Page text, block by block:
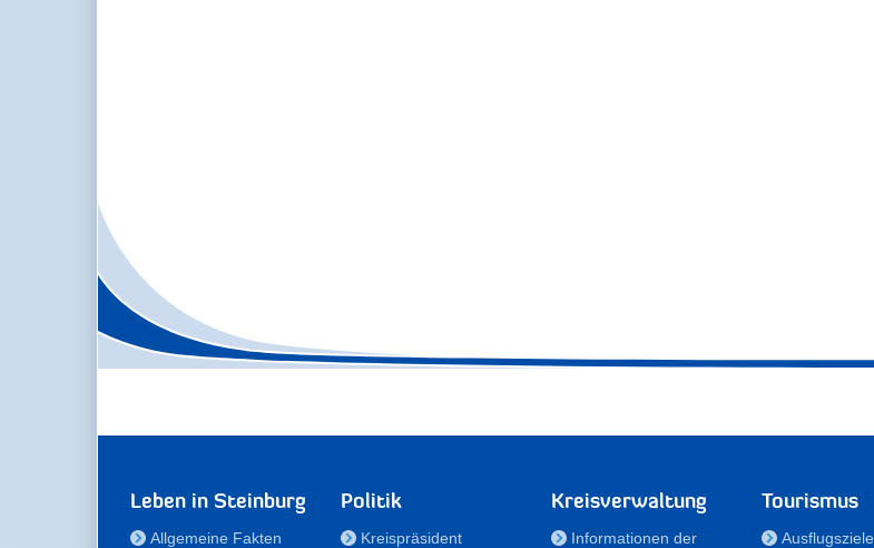
Leben in Steinburg
Allgemeine Fakten
Politik
Kreispräsident
Kreisverwaltung
Informationen der
Tourismus
Ausflugsziele